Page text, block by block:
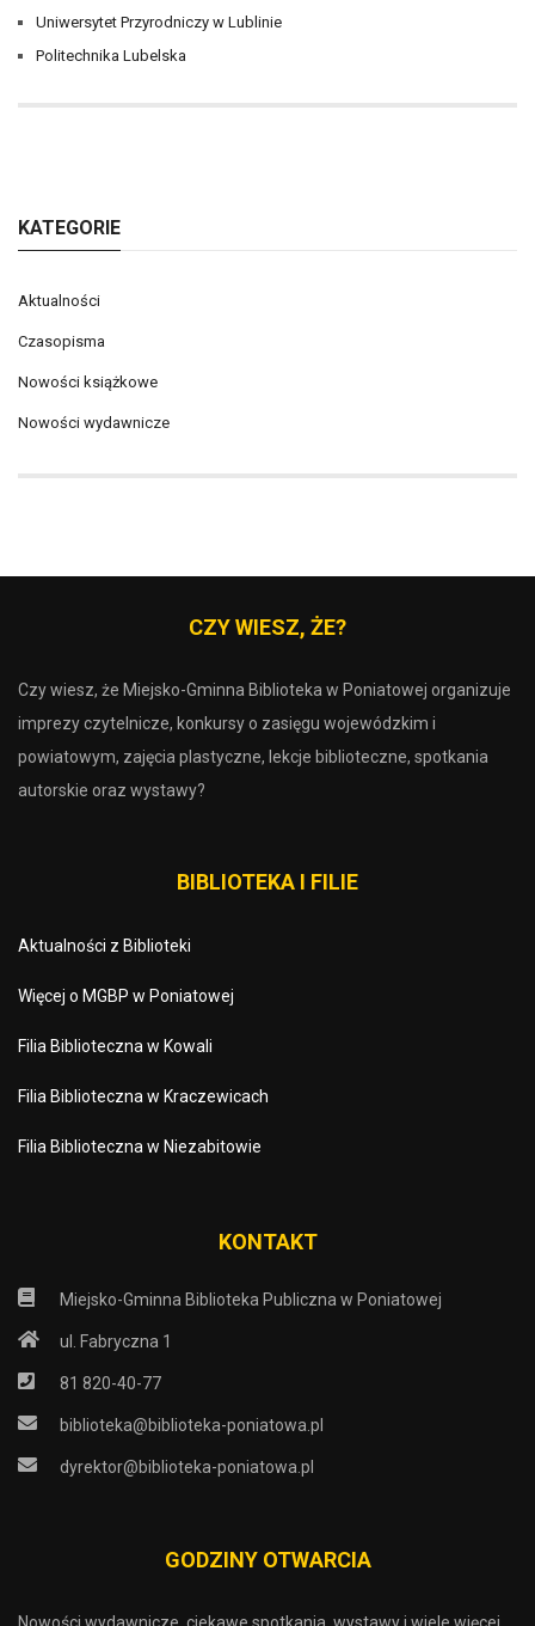
Uniwersytet Przyrodniczy w Lublinie
Politechnika Lubelska
KATEGORIE
Aktualności
Czasopisma
Nowości książkowe
Nowości wydawnicze
CZY WIESZ, ŻE?
Czy wiesz, że Miejsko-Gminna Biblioteka w Poniatowej organizuje
imprezy czytelnicze, konkursy o zasięgu wojewódzkim i
powiatowym, zajęcia plastyczne, lekcje biblioteczne, spotkania
autorskie oraz wystawy?
BIBLIOTEKA I FILIE
Aktualności z Biblioteki
Więcej o MGBP w Poniatowej
Filia Biblioteczna w Kowali
Filia Biblioteczna w Kraczewicach
Filia Biblioteczna w Niezabitowie
KONTAKT
Miejsko-Gminna Biblioteka Publiczna w Poniatowej
ul. Fabryczna 1
81 820-40-77
biblioteka@biblioteka-poniatowa.pl
dyrektor@biblioteka-poniatowa.pl
GODZINY OTWARCIA